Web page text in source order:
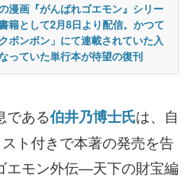
漫画『がんばれゴエモン』シリー
籍として2月8日より配信。かつて
ボンボン」にて連載されていた入
っていた単行本が待望の復刊
である伯井乃博士氏は、自
ト付きで本著の発売を告
エモン外伝—天下の財宝編